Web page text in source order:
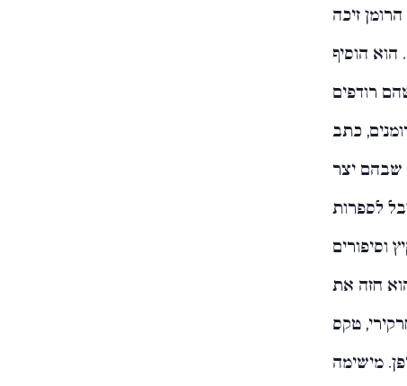
זיכה
הוסיף
רודפים
כתב
שבהם יצר
לספרות
וסיפורים
הוא חזה את
טקס
מישימה